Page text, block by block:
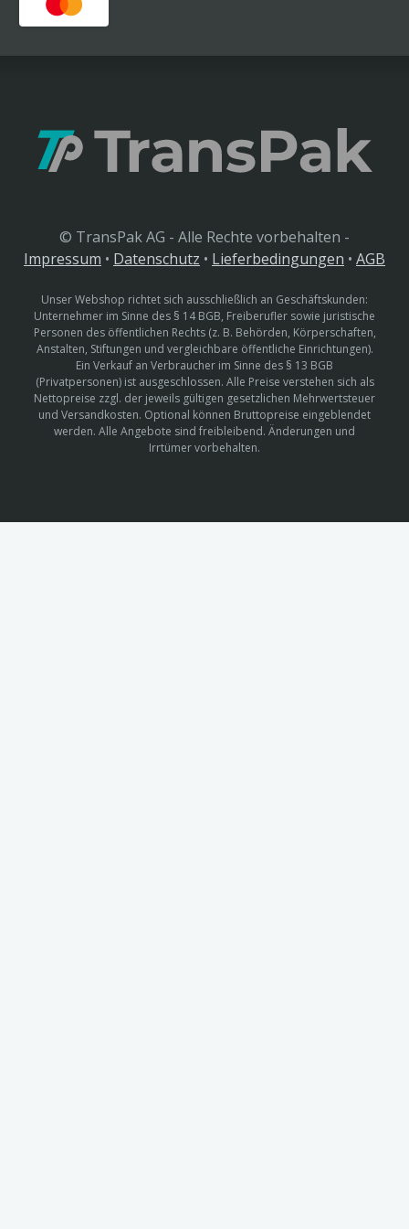
© TransPak AG - Alle Rechte vorbehalten -
Impressum • Datenschutz • Lieferbedingungen • AGB
Unser Webshop richtet sich ausschließlich an Geschäftskunden:
Unternehmer im Sinne des § 14 BGB, Freiberufler sowie juristische
Personen des öffentlichen Rechts (z. B. Behörden, Körperschaften,
Anstalten, Stiftungen und vergleichbare öffentliche Einrichtungen).
Ein Verkauf an Verbraucher im Sinne des § 13 BGB
(Privatpersonen) ist ausgeschlossen. Alle Preise verstehen sich als
Nettopreise zzgl. der jeweils gültigen gesetzlichen Mehrwertsteuer
und Versandkosten. Optional können Bruttopreise eingeblendet
werden. Alle Angebote sind freibleibend. Änderungen und
Irrtümer vorbehalten.